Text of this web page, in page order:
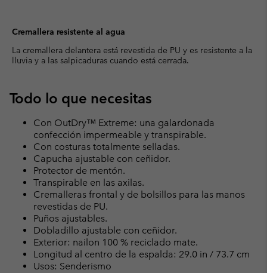
Cremallera resistente al agua
La cremallera delantera está revestida de PU y es resistente a la
lluvia y a las salpicaduras cuando está cerrada.
Todo lo que necesitas
Con OutDry™ Extreme: una galardonada
confección impermeable y transpirable.
Con costuras totalmente selladas.
Capucha ajustable con ceñidor.
Protector de mentón.
Transpirable en las axilas.
Cremalleras frontal y de bolsillos para las manos
revestidas de PU.
Puños ajustables.
Dobladillo ajustable con ceñidor.
Exterior: nailon 100 % reciclado mate.
Longitud al centro de la espalda: 29.0 in / 73.7 cm
Usos: Senderismo